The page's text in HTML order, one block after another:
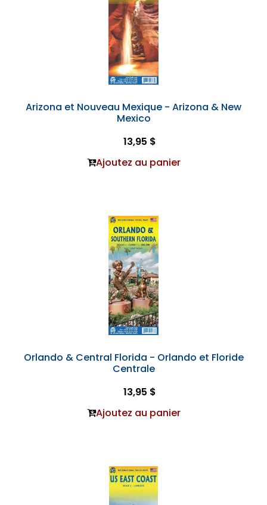
Arizona et Nouveau Mexique - Arizona & New
Mexico
13,95 $
Ajoutez au panier
Orlando & Central Florida - Orlando et Floride
Centrale
13,95 $
Ajoutez au panier